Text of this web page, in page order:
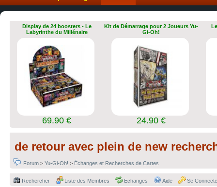
Display de 24 boosters - Le
Labyrinthe du Millénaire
69.90 €
Kit de Démarrage pour 2 Joueurs Yu-
Gi-Oh!
24.90 €
de retour avec plein de new
Forum > Yu-Gi-Oh! > Échanges et Recherches de Cartes
Rechercher Liste des Membres Echanges Aide Se